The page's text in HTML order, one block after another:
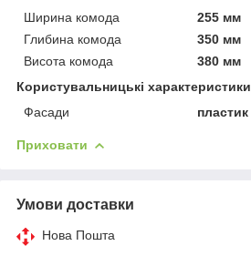
Ширина комода
255 мм
Глибина комода
350 мм
Висота комода
380 мм
Користувальницькі характеристики
Фасади
пластик
Приховати
Умови доставки
Нова Пошта